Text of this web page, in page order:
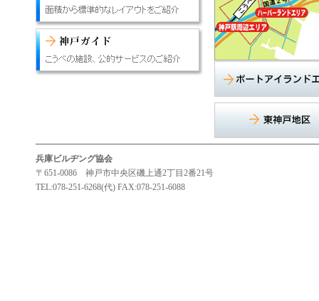
兵庫ビルヂング協会
〒651-0086 神戸市中央区磯上通2丁目2番21号
TEL:078-251-6268(代) FAX:078-251-6088